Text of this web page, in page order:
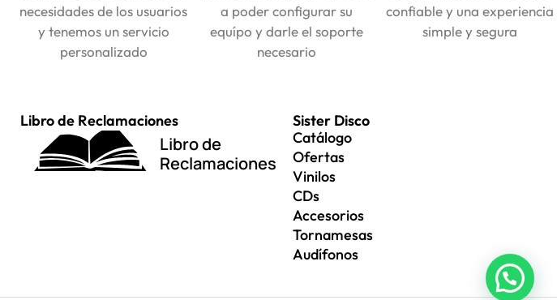
necesidades de los usuarios
y tenemos un servicio
personalizado
a poder configurar su
equípo y darle el soporte
necesario
confiable y una experiencia
simple y segura
Libro de Reclamaciones
Libro de
Reclamaciones
Sister Disco
Catálogo
Ofertas
Vinilos
CDs
Accesorios
Tornamesas
Audífonos